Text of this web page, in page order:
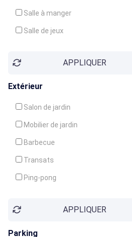
Salle à manger
Salle de jeux
Balcon / Terrasse
APPLIQUER
Extérieur
Salon de jardin
Mobilier de jardin
Barbecue
Transats
Ping-pong
Jeux d'enfantsAPPLIQUER
Parking